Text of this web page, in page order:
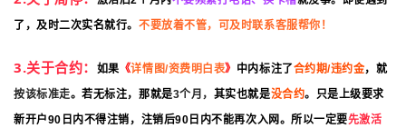
了，及时二次实名就行。 不要放着不管，可及时联系客服帮你！
3.关于合约： 如果 《详情图/资费明白表》 中内标注了合约期/违约金，就
按该标准走。若无标注， 那就是3个月， 其实也就是没合约。 只是上级要求
新开户90日内不得注销， 注销后90日内不能再次入网。所以一定要先激活